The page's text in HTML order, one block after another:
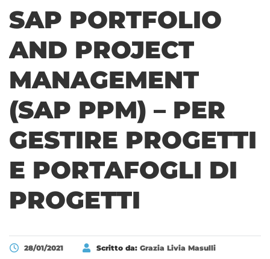
SAP PORTFOLIO
AND PROJECT
MANAGEMENT
(SAP PPM) – PER
GESTIRE PROGETTI
E PORTAFOGLI DI
PROGETTI
28/01/2021 Scritto da: Grazia Livia Masulli